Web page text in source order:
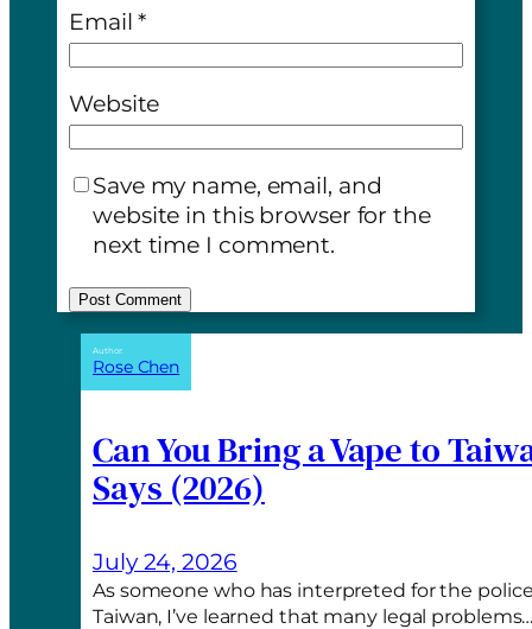
Author:
Rose Chen
Can You Bring a Vape to
Says (2026)
July 24, 2026
As someone who has interpreted for the
Taiwan, I’ve learned that many legal
Email*
Website
Save my name, email, and
website in this browser for the
next time I comment.